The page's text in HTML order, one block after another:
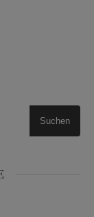
Suchen